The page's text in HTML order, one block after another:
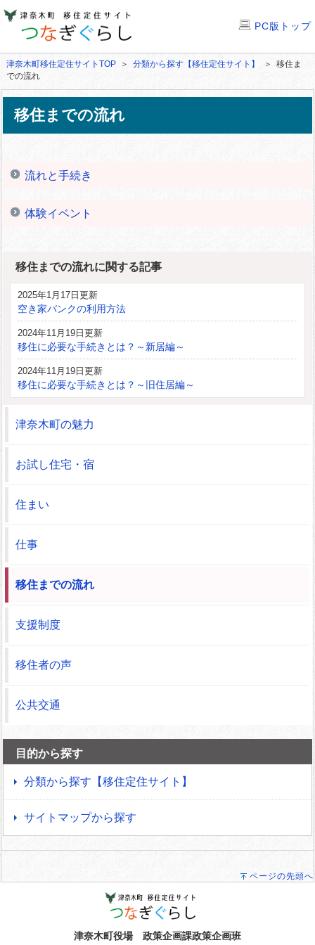
PC版トップ
津奈木町移住定住サイトTOP ＞分類から探す【移住定住サイト】
＞ 移住ま
での流れ
移住までの流れ
流れと手続き
体験イベント
移住までの流れに関する記事
2025年1月17日更新
空き家バンクの利用方法
2024年11月19日更新
移住に必要な手続きとは？～新居編～
2024年11月19日更新
移住に必要な手続きとは？～旧住居編～
津奈木町の魅力
お試し住宅・宿
住まい
仕事
移住までの流れ
支援制度
移住者の声
公共交通
目的から探す
分類から探す【移住定住サイト】
サイトマップから探す
ページの先頭へ
津奈木町役場 政策企画課政策企画班